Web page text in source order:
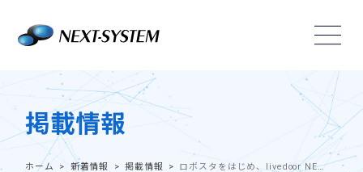
掲載情報
ホーム 新着情報 掲載情報 ロボスタをはじめ、livedoor NEWSやLINEニュースに人間の骨格を検出する人工知能エンジン「VisionPose」に関する記事をご掲載いただきました。